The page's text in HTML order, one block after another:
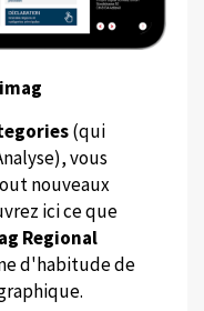
(qui
vous
nouveaux
ici ce que
Regional
d'habitude de